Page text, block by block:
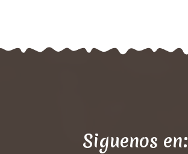
Siguenos en: